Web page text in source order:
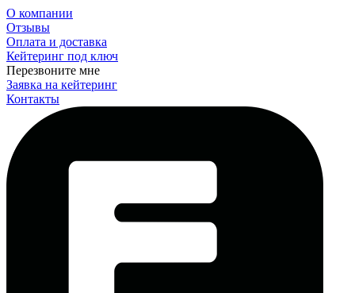
О компании
Отзывы
Оплата и доставка
Кейтеринг под ключ
Перезвоните мне
Заявка на кейтеринг
Контакты